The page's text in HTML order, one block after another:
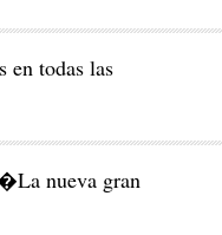
en todas las
nueva gran